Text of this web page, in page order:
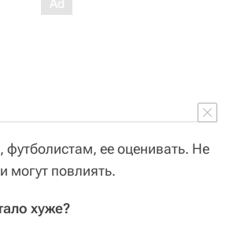
ее оценивать. Не
могут повлиять.
хуже?